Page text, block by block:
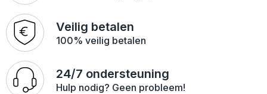
Veilig betalen
100% veilig betalen
24/7 ondersteuning
Hulp nodig? Geen probleem!